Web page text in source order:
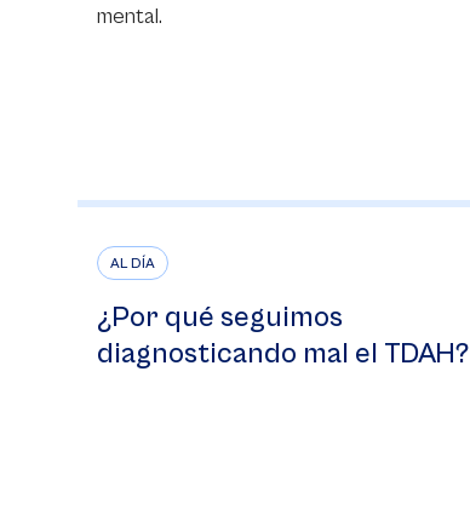
mental.
AL DÍA
¿Por qué seguimos
diagnosticando mal el TDAH?